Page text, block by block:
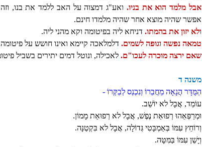
אבל מלמד הוא את בניו. ואע"ג דמצוה על האב ללמד את בנו, וזה
אפשר שהיה מוצא אחר שהיה מלמדו חינם.
ולא יזון את בהמתו. דניחא ליה בפיטומה וקא מהני ליה.
טמאה נפשה וגופה לשמים. דלמלאכה קיימא ואינו חושש על
שאם ירצה מוכרה לעכו"ם. לאכילה, ונוטל דמים יתירים בשביל
משנה ד
הַמֻּדָּר הֲנָאָה מֵחֲבֵרוֹ וְנִכְנַס לְבַקְּרוֹ -
עוֹמֵד, אֲבָל לא יוֹשֵׁב.
וּמְרַפְּאֵהוּ רְפוּאַת נֶפֶשׁ, אֲבָל לא רְפוּאַת מָמוֹן.
וְרוֹחֵץ עִמּוֹ בְּאַמְבָּטִי גְּדוֹלָה, אֲבָל לא בִּקְטַנָּה.
וְיָשֵׁן עִמּוֹ בַּמִּטָּה.